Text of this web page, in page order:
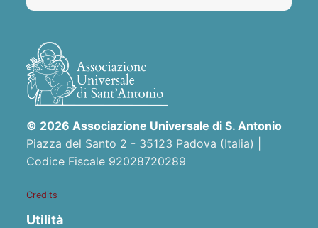
© 2026 Associazione Universale di S. Antonio
Piazza del Santo 2 - 35123 Padova (Italia) |
Codice Fiscale 92028720289
Credits
Utilità